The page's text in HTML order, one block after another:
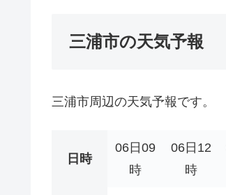
三浦市の天気予報
三浦市周辺の天気予報です。
日時
06日09
時
06日12
時